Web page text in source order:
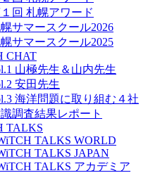
回 札幌アワード
サマースクール2026
サマースクール2025
CHAT
山極先生＆山内先生
安田先生
海洋問題に取り組む４社
調査結果レポート
TALKS
TALKS WORLD
TALKS JAPAN
TALKS アカデミア